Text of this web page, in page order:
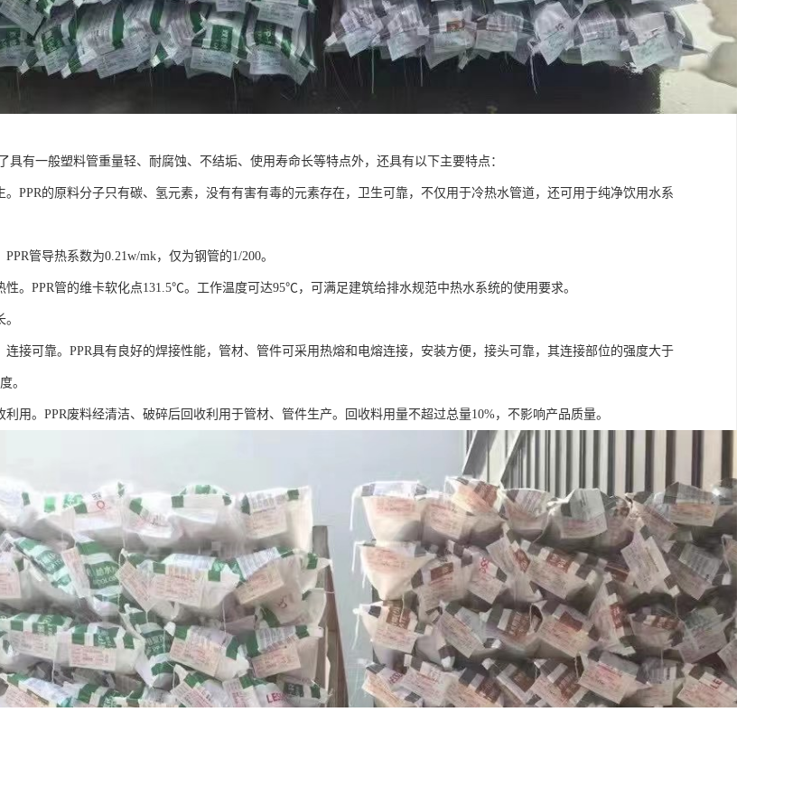
具有一般塑料管重量轻、耐腐蚀、不结垢、使用寿命长等特点外，还具有以下主要特点：
。PPR的原料分子只有碳、氢元素，没有有害有毒的元素存在，卫生可靠，不仅用于冷热水管道，还可用于纯净饮用水系
管导热系数为0.21w/mk，仅为钢管的1/200。
性。PPR管的维卡软化点131.5℃。工作温度可达95℃，可满足建筑给排水规范中热水系统的使用要求。
连接可靠。PPR具有良好的焊接性能，管材、管件可采用热熔和电熔连接，安装方便，接头可靠，其连接部位的强度大于
。
利用。PPR废料经清洁、破碎后回收利用于管材、管件生产。回收料用量不超过总量10%，不影响产品质量。